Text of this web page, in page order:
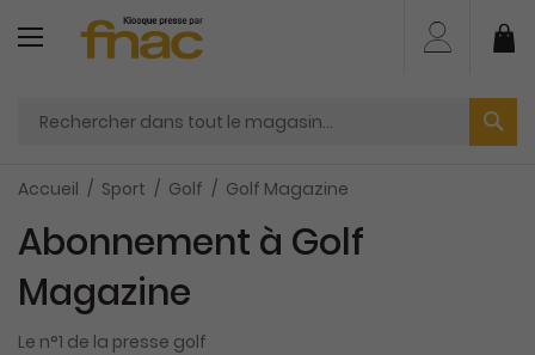
contenu
Accueil Sport Golf Golf Magazine
Abonnement à Golf
Magazine
Le n°1 de la presse golf